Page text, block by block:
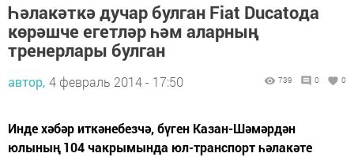
Һәлакәткә дучар булган Fiat Ducatoда
көрәшче егетләр һәм аларның
тренерлары булган
автор, 4 февраль 2014 - 17:50 739 0 0
Инде хәбәр иткәнебезчә, бүген Казан-Шәмәрдән
юлының 104 чакрымында юл-транспорт һәлакәте